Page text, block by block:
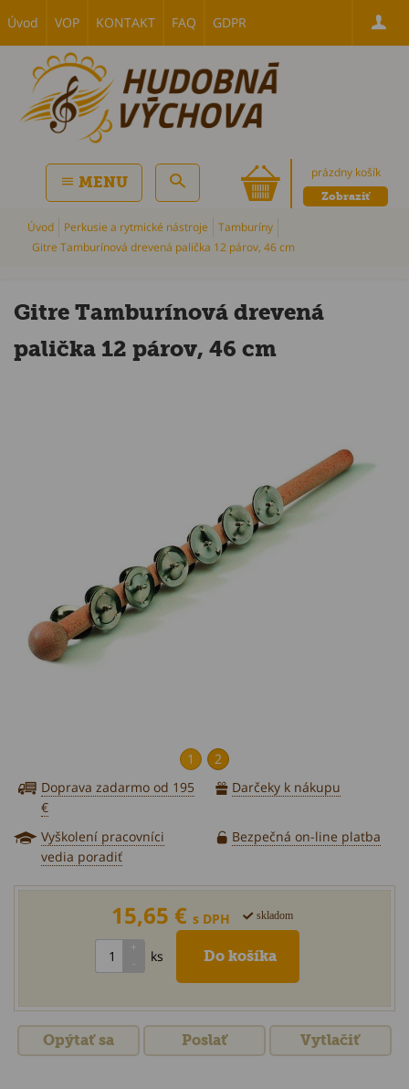
Úvod VOP KONTAKT FAQ GDPR
prázdny košík
Zobraziť
MENU
Úvod Perkusie a rytmické nástroje
Tamburíny
Gitre Tamburínová drevená palička 12 párov, 46 cm
Gitre Tamburínová drevená
palička 12 párov, 46 cm
1
2
Doprava zadarmo od 195
€
Darčeky k nákupu
Vyškolení pracovníci
vedia poradiť
Bezpečná on-line platba
15,65 € s DPH skladom
ks
Opýtať sa Poslať Vytlačiť